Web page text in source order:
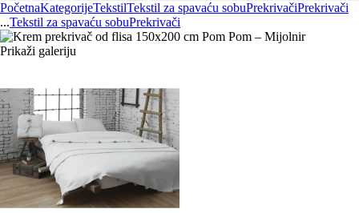
PočetnaKategorijeTekstilTekstil za spavaću sobuPrekrivačiPrekrivači
...Tekstil za spavaću sobuPrekrivači
Prikaži galeriju